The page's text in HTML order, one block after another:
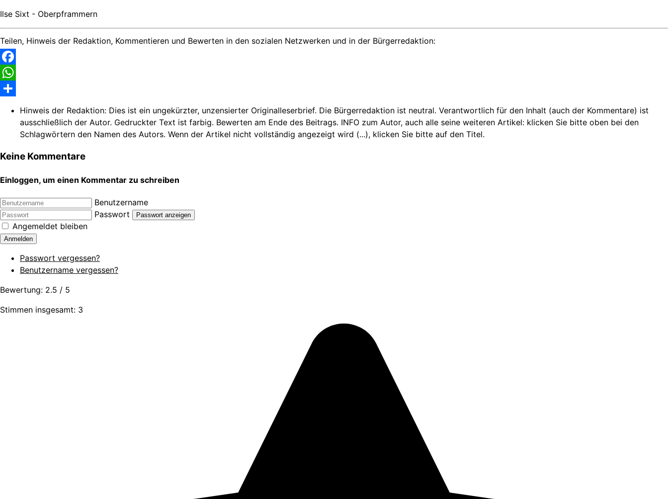
Ilse Sixt - Oberpframmern
Teilen, Hinweis der Redaktion, Kommentieren und Bewerten in den sozialen Netzwerken und in der Bürgerredaktion:
Facebook
WhatsApp
Hinweis der Redaktion: Dies ist ein ungekürzter, unzensierter Originalleserbrief. Die Bürgerredaktion ist neutral. Verantwortlich für den Inhalt (auch der Kommentare) ist
ausschließlich der Autor. Gedruckter Text ist farbig. Bewerten am Ende des Beitrags. INFO zum Autor, auch alle seine weiteren Artikel: klicken Sie bitte oben bei den
Schlagwörtern den Namen des Autors. Wenn der Artikel nicht vollständig angezeigt wird (...), klicken Sie bitte auf den Titel.
Keine Kommentare
Einloggen, um einen Kommentar zu schreiben
Benutzername
Passwort
Passwort anzeigen
Angemeldet bleiben
Anmelden
Passwort vergessen?
Benutzername vergessen?
Bewertung: 2.5 / 5
Stimmen insgesamt: 3